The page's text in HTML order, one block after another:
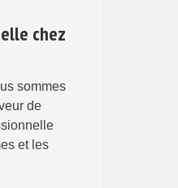
chez
sommes
de
et les